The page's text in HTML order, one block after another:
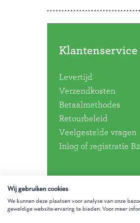
Klantenservice
Levertijd
Verzendkosten
Betaalmethodes
Retourbeleid
Veelgestelde vragen
Inlog of registratie
Gezinnig
Wij gebruiken cookies
We kunnen deze plaatsen voor analyse van onze
geweldige website-ervaring te bieden. Voor meer